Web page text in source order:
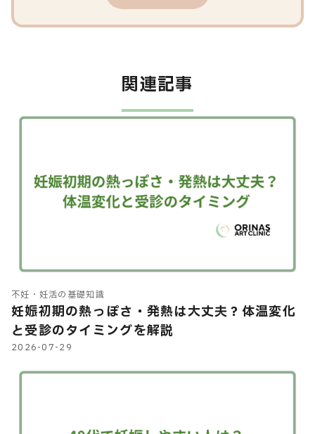
関連記事
不妊・妊活の基礎知識
妊娠初期の熱っぽさ・発熱は大丈夫？体温変化
と受診のタイミングを解説
2026-07-29